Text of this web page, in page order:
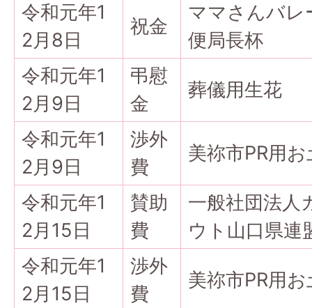
令和元年1
2月8日
祝金
ママさんバレ
便局長杯
令和元年1
2月9日
弔慰
金
葬儀用生花
令和元年1
2月9日
渉外
費
美祢市PR用
令和元年1
2月15日
賛助
費
一般社団法人
ウト山口県連
令和元年1
2月15日
渉外
費
美祢市PR用